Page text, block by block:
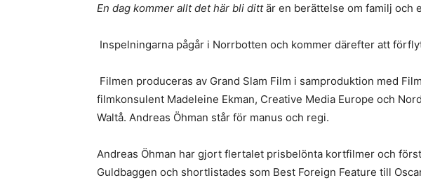
En dag kommer allt det här bli dittär en berättelse om familj och
Inspelningarna pågår i Norrbotten och kommer därefter att
Filmen produceras av Grand Slam Film i samproduktion med
filmkonsulent Madeleine Ekman, Creative Media Europe och
Waltå. Andreas Öhman står för manus och regi.
Andreas Öhman har gjort flertalet prisbelönta kortfilmer och
Guldbaggen och shortlistades som Best Foreign Feature till